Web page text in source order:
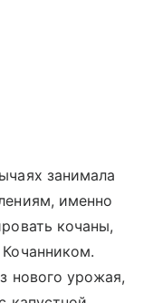
занимала
именно
кочаны,
нового урожая,